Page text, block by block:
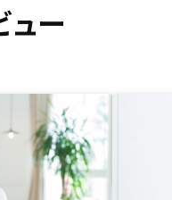
ュー